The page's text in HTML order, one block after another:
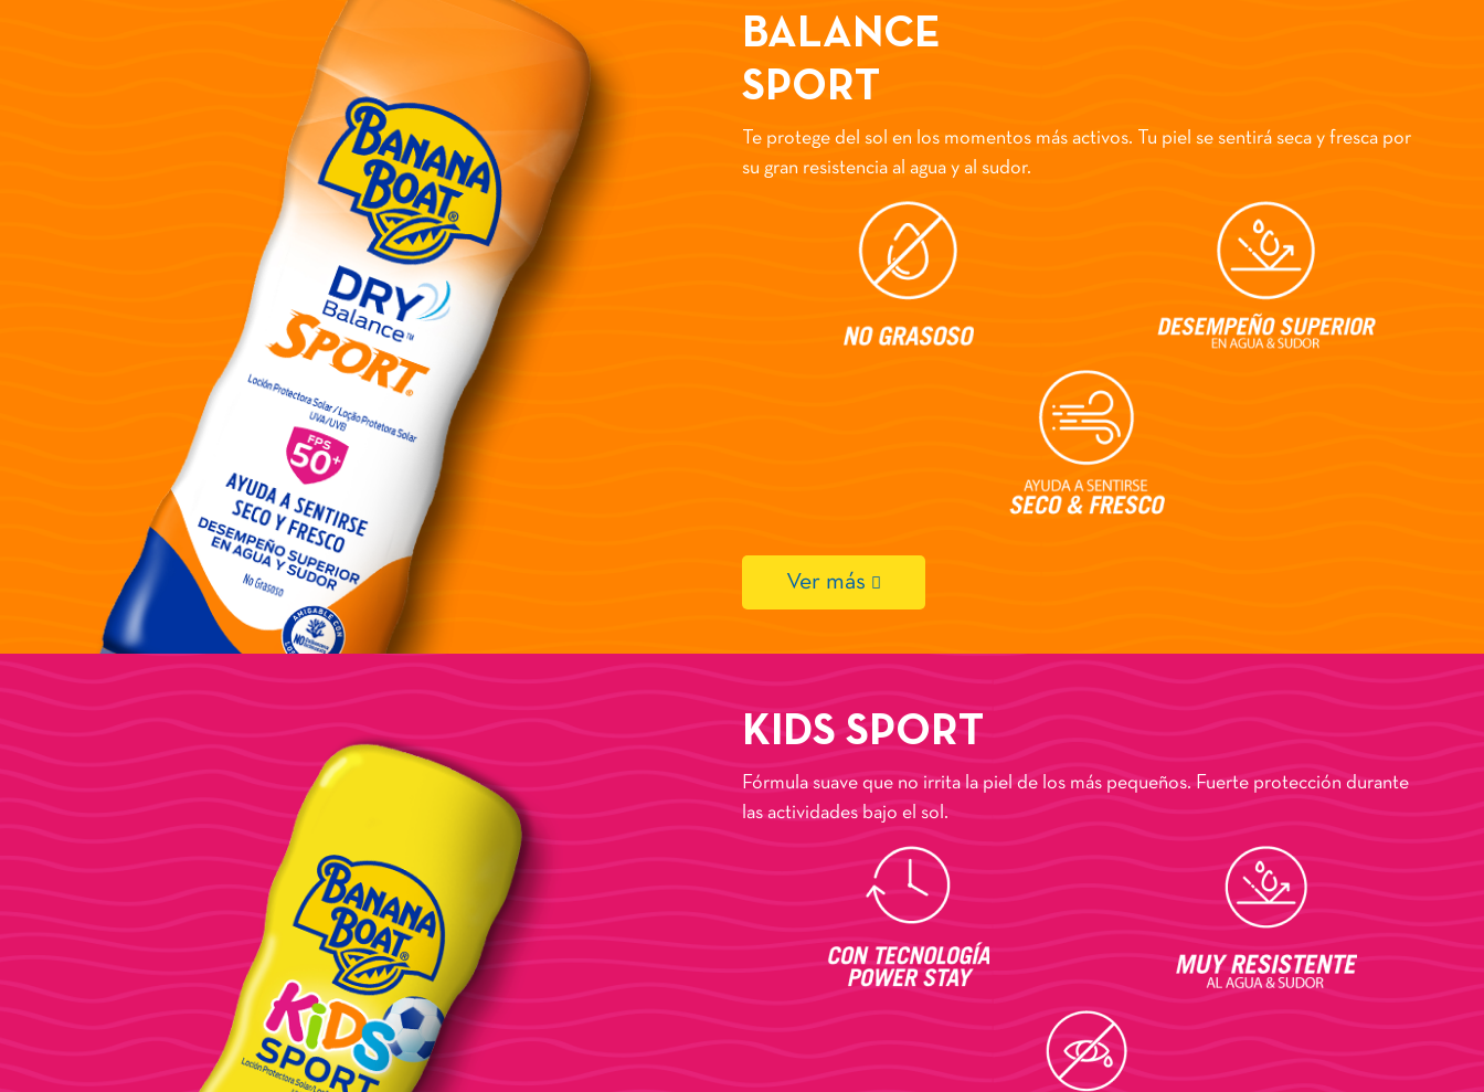
BALANCE
SPORT
Te protege del sol en los momentos más activos. Tu piel se sentirá seca y fresca por
su gran resistencia al agua y al sudor.
Ver más
KIDS SPORT
Fórmula suave que no irrita la piel de los más pequeños. Fuerte protección durante
las actividades bajo el sol.